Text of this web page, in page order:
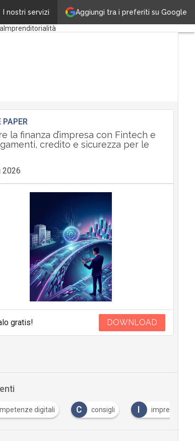
Aggiungi tra i preferiti su Google
I nostri servizi
di studio
Imprenditorialità
PAPER
la finanza d’impresa con Fintech e
credito e sicurezza per le
2026
gratis! DOWNLOAD
digitali C consigli